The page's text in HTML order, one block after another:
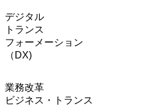
デジタル
トランス
フォーメーション
（DX)
業務改革
ビジネス・トランス